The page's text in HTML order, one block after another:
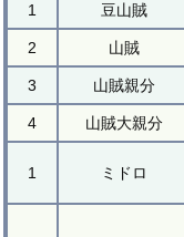
1 豆山賊
2 山賊
3 山賊親分
4 山賊大親分
1 ミドロ